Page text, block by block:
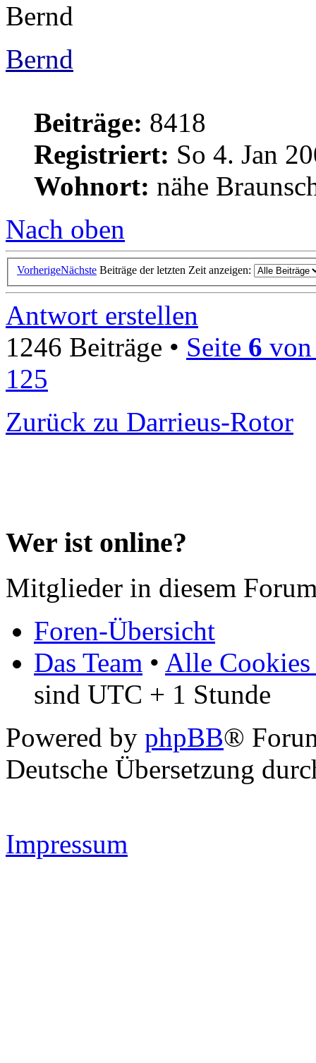
Bernd
Bernd
Beiträge: 8418
Registriert: So 4. Jan
Wohnort: nähe
Nach oben
VorherigeNächste Beiträge der letzten Zeit anzeigen:
Antwort erstellen
1246 Beiträge • Seite 6
125
Zurück zu Darrieus-Rotor
Wer ist online?
Mitglieder in diesem
Foren-Übersicht
Das Team • Alle Cookies
sind UTC + 1 Stunde
Powered by phpBB®
Deutsche Übersetzung
Impressum